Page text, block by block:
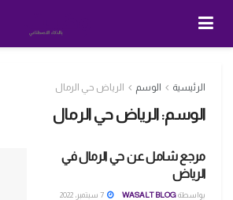
الرئيسية الوسم الرياض حي الرمال
الوسم: الرياض حي الرمال
مرجع شامل عن حي الرمال في
الرياض
بواسطةWASALT BLOG